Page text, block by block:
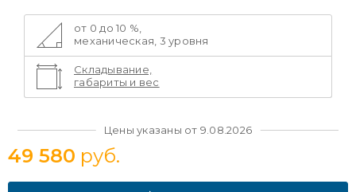
от 0 до 10 %,
механическая, 3 уровня
Складывание,
габариты и вес
Цены указаны от 9.08.2026
49 580 руб.